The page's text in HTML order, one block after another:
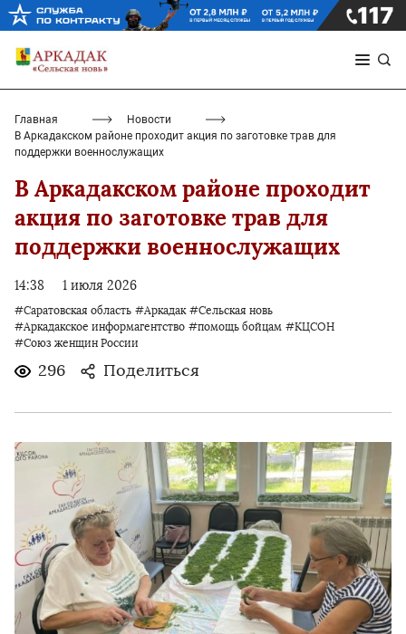
Главная
Новости
В Аркадакском районе проходит акция по заготовке трав для
поддержки военнослужащих
В Аркадакском районе проходит
акция по заготовке трав для
поддержки военнослужащих
14:38 1 июля 2026
#Саратовская область #Аркадак #Сельская новь
#Аркадакское информагентство #помощь бойцам #КЦСОН
#Союз женщин России
296 Поделиться